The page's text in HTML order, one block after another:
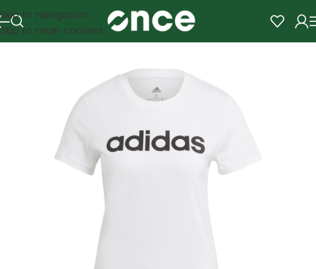
Skip to navigation
Skip to main content